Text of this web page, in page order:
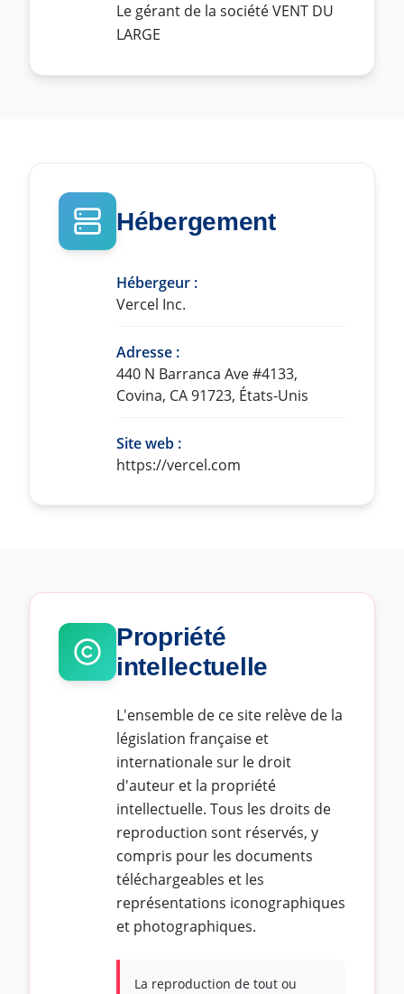
Le gérant de la société VENT DU
LARGE
Hébergement
Hébergeur :
Vercel Inc.
Adresse :
440 N Barranca Ave #4133,
Covina, CA 91723, États-Unis
Site web :
https://vercel.com
Propriété
intellectuelle
L'ensemble de ce site relève de la
législation française et
internationale sur le droit
d'auteur et la propriété
intellectuelle. Tous les droits de
reproduction sont réservés, y
compris pour les documents
téléchargeables et les
représentations iconographiques
et photographiques.
La reproduction de tout ou